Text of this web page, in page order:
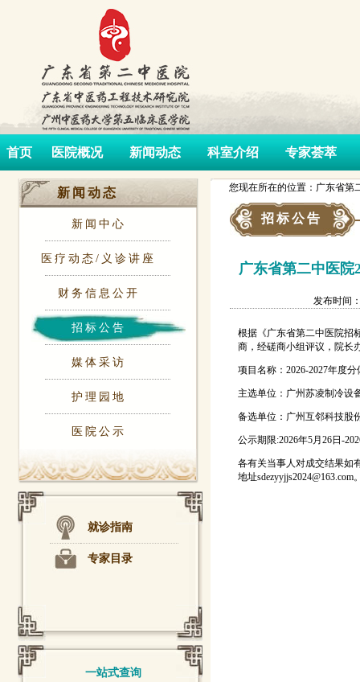
首页 医院概况 新闻动态 科室介绍 专家荟萃
新闻动态
新闻中心
医疗动态/义诊讲座
财务信息公开
招标公告
媒体采访
护理园地
医院公示
就诊指南
专家目录
一站式查询
您现在所在的位置：广东省第
招标公告
广东省第二中医院
发布时间
根据《广东省第二中医院招
商，经磋商小组评议，院长
项目名称：2026-2027年度
主选单位：广州苏凌制冷设
备选单位：广州互邻科技股
公示期限:2026年5月26日-
各有关当事人对成交结果如
地址sdezyyjjs2024@163.com